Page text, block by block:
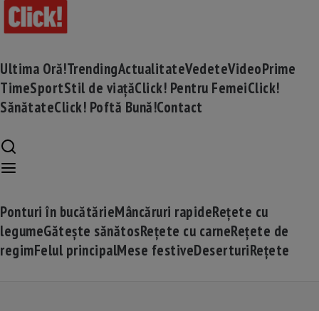
Ultima Oră!TrendingActualitateVedeteVideoPrime
TimeSportStil de viațăClick! Pentru FemeiClick!
SănătateClick! Poftă Bună!Contact
Ponturi în bucătărieMâncăruri rapideRețete cu
legumeGătește sănătosRețete cu carneRețete de
regimFelul principalMese festiveDeserturiRețete